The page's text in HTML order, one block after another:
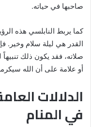
صاحبها في حياته.
كما يربط النابلسي هذه
القدر هي ليلة سلام وخير.
صلاته، فقد يكون ذلك تنبيهاً
أو علامة على أن الله
الدلالات
في المنام